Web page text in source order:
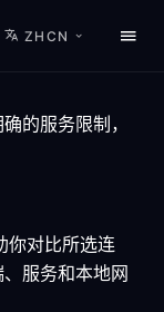
ZHCN
的服务限制，
你对比所选连
服务和本地网